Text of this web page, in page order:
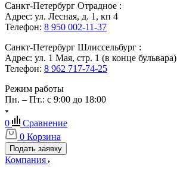
Санкт-Петербург Отрадное :
Адрес: ул. Лесная, д. 1, кп 4
Телефон: 8 950 002-11-37
Санкт-Петербург Шлиссельбург :
Адрес: ул. 1 Мая, стр. 1 (в конце бульвара)
Телефон: 8 962 717-74-25
Режим работы
Пн. – Пт.: с 9:00 до 18:00
0
Сравнение
0 Корзина
Подать заявку
Компания